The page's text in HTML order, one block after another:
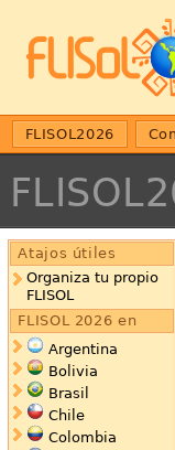
FLISOL2026
Atajos útiles
Organiza tu propio
FLISOL
FLISOL 2026 en
Argentina
Bolivia
Brasil
Chile
Colombia